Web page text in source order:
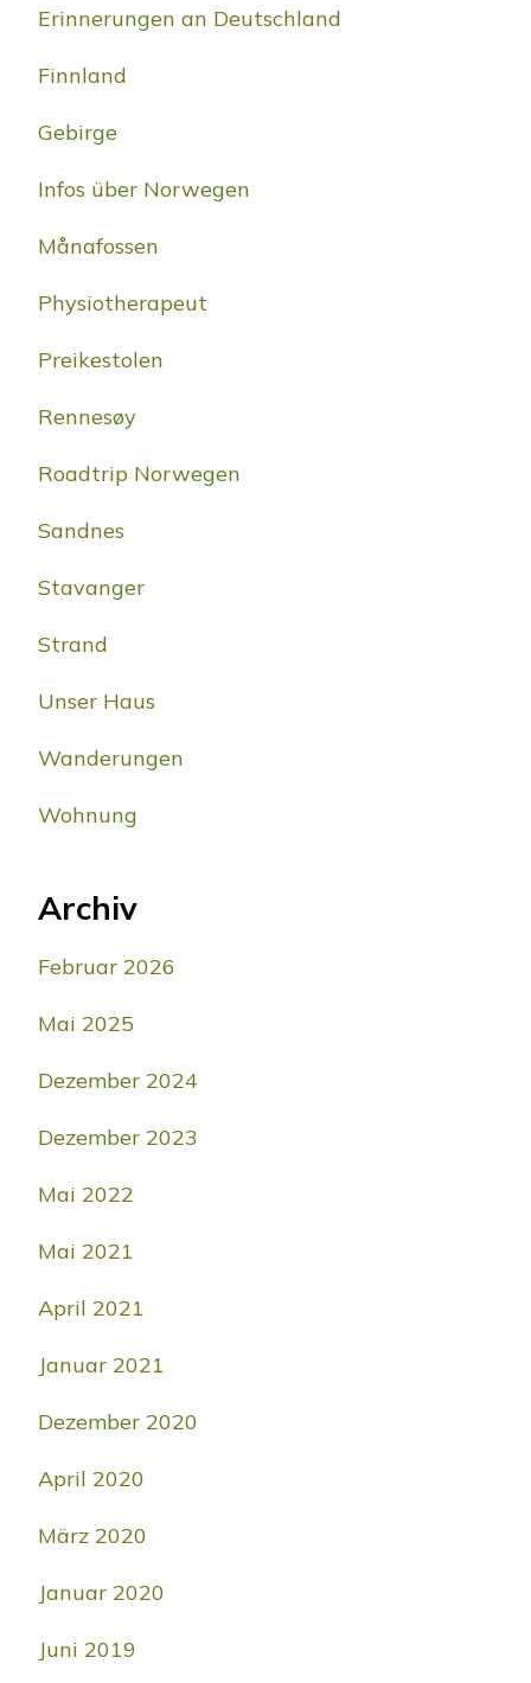
Erinnerungen an Deutschland
Finnland
Gebirge
Infos über Norwegen
Månafossen
Physiotherapeut
Preikestolen
Rennesøy
Roadtrip Norwegen
Sandnes
Stavanger
Strand
Unser Haus
Wanderungen
Wohnung
Archiv
Februar 2026
Mai 2025
Dezember 2024
Dezember 2023
Mai 2022
Mai 2021
April 2021
Januar 2021
Dezember 2020
April 2020
März 2020
Januar 2020
Juni 2019